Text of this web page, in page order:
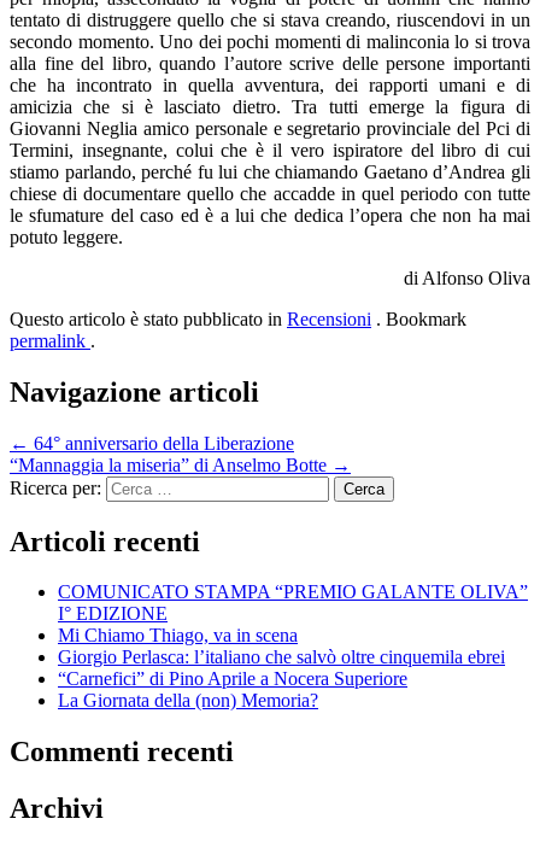
tentato di distruggere quello che si stava creando, riuscendovi in un
secondo momento. Uno dei pochi momenti di malinconia lo si trova
alla fine del libro, quando l’autore scrive delle persone importanti
che ha incontrato in quella avventura, dei rapporti umani e di
amicizia che si è lasciato dietro. Tra tutti emerge la figura di
Giovanni Neglia amico personale e segretario provinciale del Pci di
Termini, insegnante, colui che è il vero ispiratore del libro di cui
stiamo parlando, perché fu lui che chiamando Gaetano d’Andrea gli
chiese di documentare quello che accadde in quel periodo con tutte
le sfumature del caso ed è a lui che dedica l’opera che non ha mai
potuto leggere.
di Alfonso Oliva
Questo articolo è stato pubblicato in Recensioni . Bookmark
permalink .
Navigazione articoli
← 64° anniversario della Liberazione
“Mannaggia la miseria” di Anselmo Botte →
Ricerca per:
Articoli recenti
COMUNICATO STAMPA “PREMIO GALANTE OLIVA”
I° EDIZIONE
Mi Chiamo Thiago, va in scena
Giorgio Perlasca: l’italiano che salvò oltre cinquemila ebrei
“Carnefici” di Pino Aprile a Nocera Superiore
La Giornata della (non) Memoria?
Commenti recenti
Archivi